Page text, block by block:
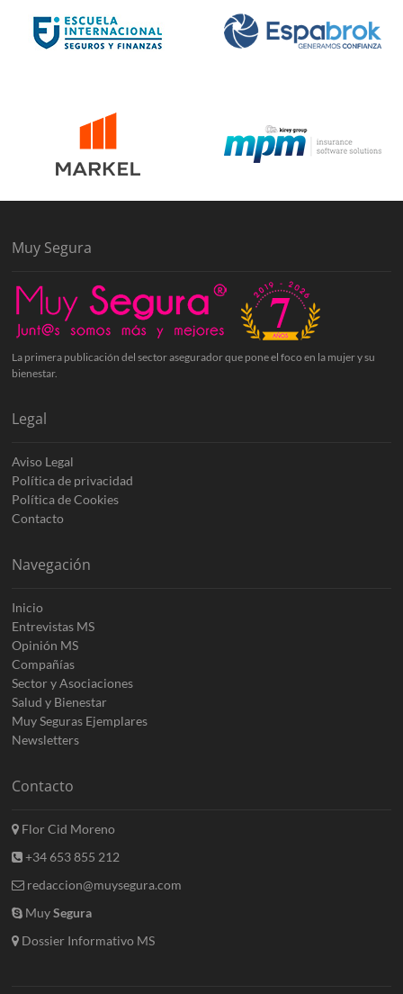
Muy Segura
La primera publicación del sector asegurador que pone el foco en la mujer y su
bienestar.
Legal
Aviso Legal
Política de privacidad
Política de Cookies
Contacto
Navegación
Inicio
Entrevistas MS
Opinión MS
Compañías
Sector y Asociaciones
Salud y Bienestar
Muy Seguras Ejemplares
Newsletters
Contacto
Flor Cid Moreno
+34 653 855 212
redaccion@muysegura.com
MuySegura
Dossier Informativo MS